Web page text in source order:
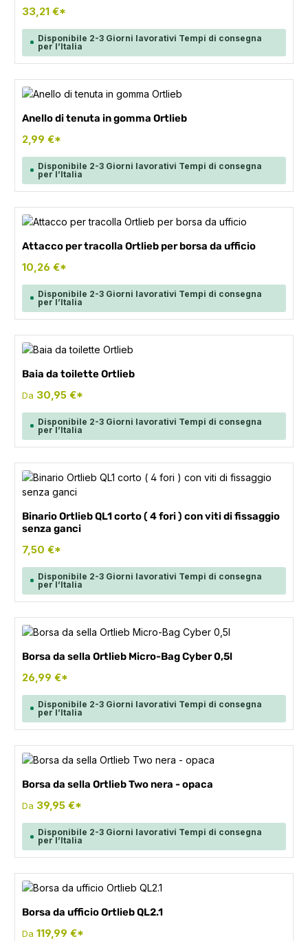
33,21 €*
Disponibile 2-3 Giorni lavorativi Tempi di consegna
per l’Italia
Anello di tenuta in gomma Ortlieb
2,99 €*
Disponibile 2-3 Giorni lavorativi Tempi di consegna
per l’Italia
Attacco per tracolla Ortlieb per borsa da ufficio
10,26 €*
Disponibile 2-3 Giorni lavorativi Tempi di consegna
per l’Italia
Baia da toilette Ortlieb
Da 30,95 €*
Disponibile 2-3 Giorni lavorativi Tempi di consegna
per l’Italia
Binario Ortlieb QL1 corto ( 4 fori ) con viti di fissaggio
senza ganci
7,50 €*
Disponibile 2-3 Giorni lavorativi Tempi di consegna
per l’Italia
Borsa da sella Ortlieb Micro-Bag Cyber 0,5l
26,99 €*
Disponibile 2-3 Giorni lavorativi Tempi di consegna
per l’Italia
Borsa da sella Ortlieb Two nera - opaca
Da 39,95 €*
Disponibile 2-3 Giorni lavorativi Tempi di consegna
per l’Italia
Borsa da ufficio Ortlieb QL2.1
Da119,99 €*